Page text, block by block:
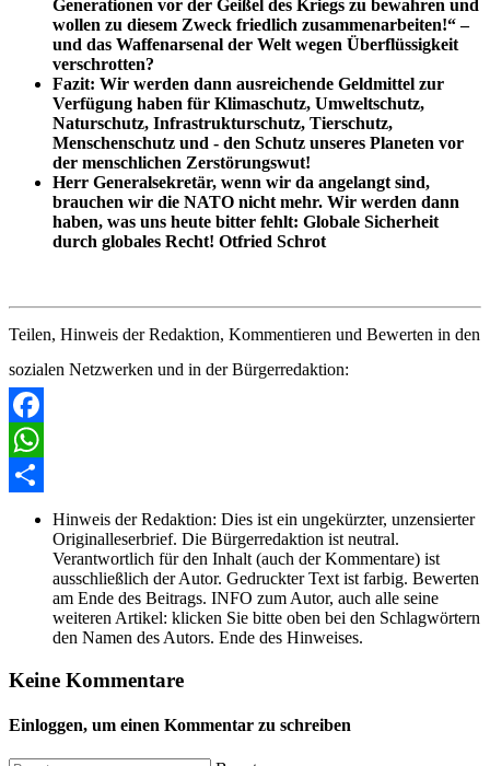
Generationen vor der Geißel des Kriegs zu bewahren und
wollen zu diesem Zweck friedlich zusammenarbeiten!“ –
und das Waffenarsenal der Welt wegen Überflüssigkeit
verschrotten?
Fazit: Wir werden dann ausreichende Geldmittel zur
Verfügung haben für Klimaschutz, Umweltschutz,
Naturschutz, Infrastrukturschutz, Tierschutz,
Menschenschutz und - den Schutz unseres Planeten vor
der menschlichen Zerstörungswut!
Herr Generalsekretär, wenn wir da angelangt sind,
brauchen wir die NATO nicht mehr. Wir werden dann
haben, was uns heute bitter fehlt: Globale Sicherheit
durch globales Recht! Otfried Schrot
Teilen, Hinweis der Redaktion, Kommentieren und Bewerten in den
sozialen Netzwerken und in der Bürgerredaktion:
Facebook
WhatsApp
Hinweis der Redaktion: Dies ist ein ungekürzter, unzensierter
Originalleserbrief. Die Bürgerredaktion ist neutral.
Verantwortlich für den Inhalt (auch der Kommentare) ist
ausschließlich der Autor. Gedruckter Text ist farbig. Bewerten
am Ende des Beitrags. INFO zum Autor, auch alle seine
weiteren Artikel: klicken Sie bitte oben bei den Schlagwörtern
den Namen des Autors. Ende des Hinweises.
Keine Kommentare
Einloggen, um einen Kommentar zu schreiben